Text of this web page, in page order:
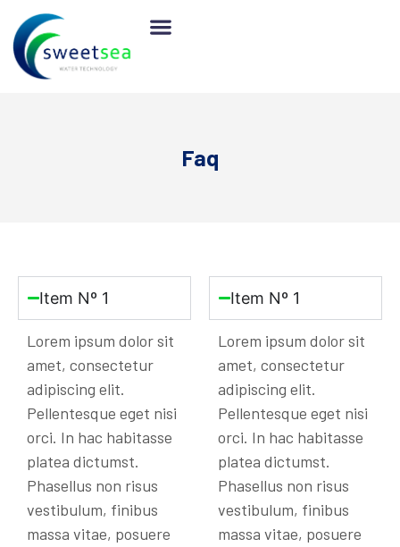
Faq
Item Nº 1
Lorem ipsum dolor sit
amet, consectetur
adipiscing elit.
Pellentesque eget nisi
orci. In hac habitasse
platea dictumst.
Phasellus non risus
vestibulum, finibus
massa vitae, posuere
Item Nº 1
Lorem ipsum dolor sit
amet, consectetur
adipiscing elit.
Pellentesque eget nisi
orci. In hac habitasse
platea dictumst.
Phasellus non risus
vestibulum, finibus
massa vitae, posuere